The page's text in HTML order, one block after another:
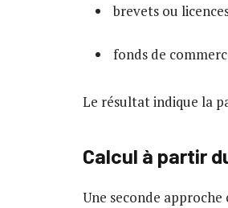
brevets ou
fonds de
Le résultat indique la
Calcul à partir
Une seconde